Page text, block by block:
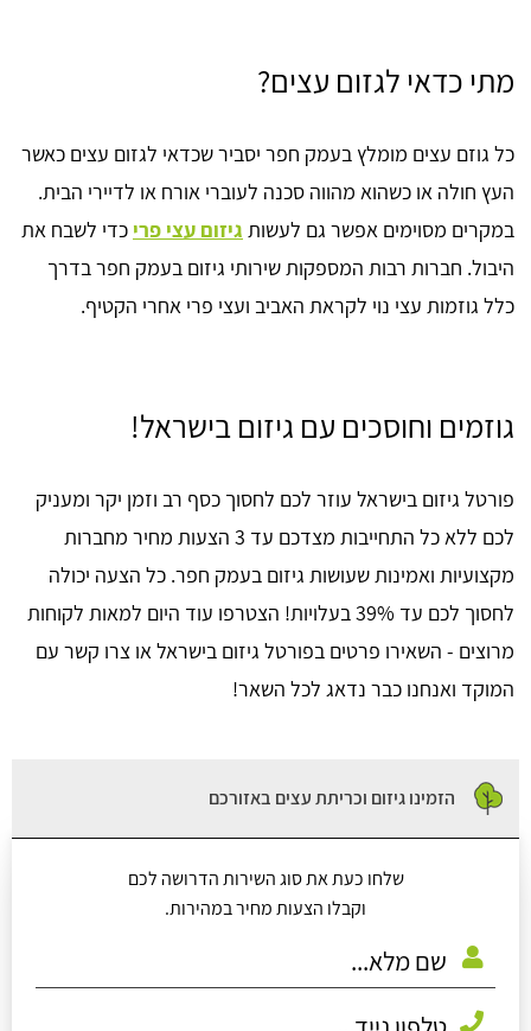
מתי כדאי לגזום עצים?
כל גוזם עצים מומלץ בעמק חפר יסביר שכדאי לגזום עצים כאשר
העץ חולה או כשהוא מהווה סכנה לעוברי אורח או לדיירי הבית.
במקרים מסוימים אפשר גם לעשות גיזום עצי פרי כדי לשבח את
היבול. חברות רבות המספקות שירותי גיזום בעמק חפר בדרך
כלל גוזמות עצי נוי לקראת האביב ועצי פרי אחרי הקטיף.
גוזמים וחוסכים עם גיזום בישראל!
פורטל גיזום בישראל עוזר לכם לחסוך כסף רב וזמן יקר ומעניק
לכם ללא כל התחייבות מצדכם עד 3 הצעות מחיר מחברות
מקצועיות ואמינות שעושות גיזום בעמק חפר. כל הצעה יכולה
לחסוך לכם עד 39% בעלויות! הצטרפו עוד היום למאות לקוחות
מרוצים - השאירו פרטים בפורטל גיזום בישראל או צרו קשר עם
המוקד ואנחנו כבר נדאג לכל השאר!
הזמינו גיזום וכריתת עצים באזורכם
שלחו כעת את סוג השירות הדרושה לכם
וקבלו הצעות מחיר במהירות.